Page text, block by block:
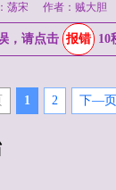
荡宋 作者：贼大胆
，请点击 报错 10
1 2 下—页